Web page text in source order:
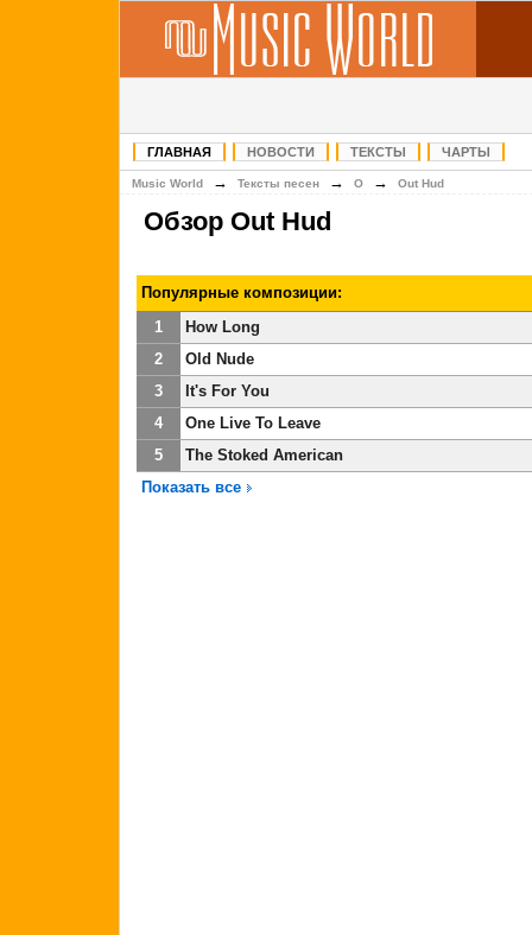
ГЛАВНАЯ НОВОСТИ ТЕКСТЫ ЧАРТЫ
Music World → Тексты песен → O → Out Hud
Обзор Out Hud
Популярные композиции:
1
How Long
2
Old Nude
3
It's For You
4
One Live To Leave
5
The Stoked American
Показать все